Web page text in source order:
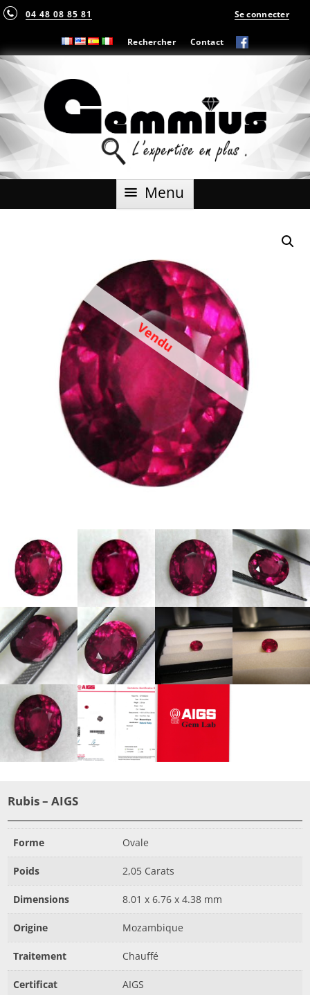
04 48 08 85 81
Rechercher Contact
Se connecter
Menu Aller
Vendu
Rubis – AIGS
Forme Ovale
Poids 2,05 Carats
Dimensions 8.01 x 6.76 x 4.38 mm
Origine Mozambique
Traitement Chauffé
Certificat AIGS